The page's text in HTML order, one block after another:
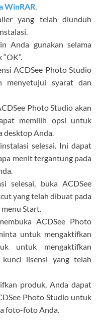
WinRAR.
yang telah diunduh
Anda gunakan selama
ACDSee Photo Studio
menyetujui syarat dan
Photo Studio akan
memilih opsi untuk
desktop Anda.
selesai. Ini dapat
menit tergantung pada
selesai, buka ACDSee
yang telah dibuat pada
Start.
ACDSee Photo
untuk mengaktifkan
untuk mengaktifkan
kunci lisensi yang telah
produk, Anda dapat
Photo Studio untuk
foto-foto Anda.